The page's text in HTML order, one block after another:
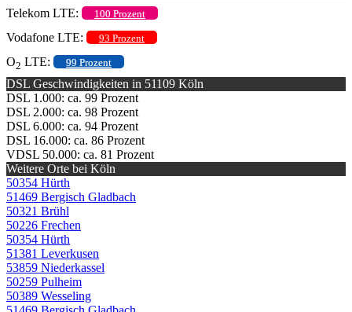
Telekom LTE:
100 Prozent
Vodafone LTE: 93 Prozent
O2 LTE: 99 Prozent
DSL Geschwindigkeiten in 51109 Köln
DSL 1.000: ca. 99 Prozent
DSL 2.000: ca. 98 Prozent
DSL 6.000: ca. 94 Prozent
DSL 16.000: ca. 86 Prozent
VDSL 50.000: ca. 81 Prozent
Weitere Orte bei Köln
50354 Hürth
51469 Bergisch Gladbach
50321 Brühl
50226 Frechen
50354 Hürth
51381 Leverkusen
53859 Niederkassel
50259 Pulheim
50389 Wesseling